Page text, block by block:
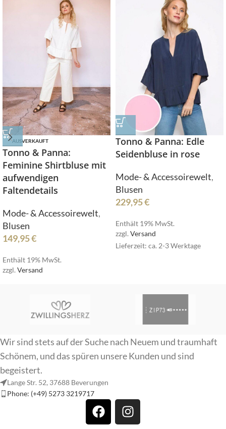
AUSVERKAUFT
Tonno & Panna:
Feminine Shirtbluse mit
aufwendigen
Faltendetails
Mode- & Accessoirewelt,
Blusen
149,95€
Enthält 19% MwSt.
zzgl. Versand
Tonno & Panna: Edle
Seidenbluse in rose
Mode- & Accessoirewelt,
Blusen
229,95€
Enthält 19% MwSt.
zzgl. Versand
Lieferzeit: ca. 2-3 Werktage
Wir sind stets auf der Suche nach Neuem und traumhaft
Schönem, und das spüren unsere Kunden und sind
begeistert.
Lange Str. 52, 37688 Beverungen
Phone: (+49) 5273 3219717